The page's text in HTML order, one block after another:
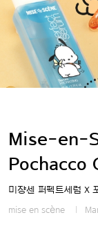
Mise-en-
Pochacco
미쟝센 퍼펙트세럼 X
mise en scène